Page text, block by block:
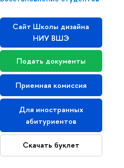
Сайт Школы дизайна
НИУ ВШЭ
Подать документы
Приемная комиссия
Для иностранных
абитуриентов
Скачать буклет